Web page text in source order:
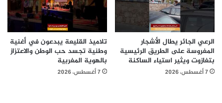
الرعي الجائر يطال الأشجار
المغروسة على الطريق الرئيسية
بتغازوت ويثير استياء الساكنة
7 أغسطس، 2026
تلاميذ القليعة يبدعون في أغنية
وطنية تجسد حب الوطن والاعتزاز
بالهوية المغربية
7 أغسطس، 2026